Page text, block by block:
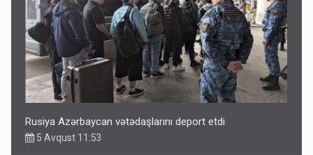
Rusiya Azərbaycan vətədaşlarını deport etdi
5 Avqust 11:53